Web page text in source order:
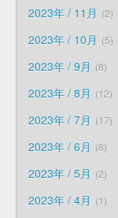
2023年 / 11月 2
2023年 / 10月 5
2023年 / 9月 8
2023年 / 8月 12
2023年 / 7月 17
2023年 / 6月 8
2023年 / 5月 2
2023年 / 4月 1